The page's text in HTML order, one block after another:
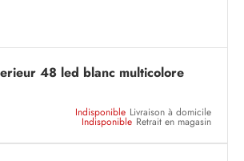
48 led blanc multicolore
Indisponible Livraison à domicile
Indisponible Retrait en magasin